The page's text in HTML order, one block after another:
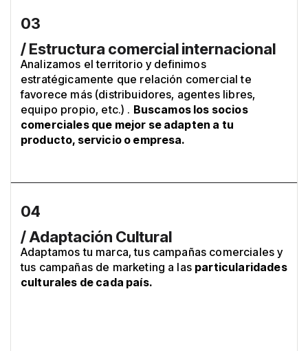
03
/ Estructura comercial internacional
Analizamos el territorio y definimos
estratégicamente que relación comercial te
favorece más (distribuidores, agentes libres,
equipo propio, etc.) . Buscamos los socios
comerciales que mejor se adapten a tu
producto, servicio o empresa.
04
/ Adaptación Cultural
Adaptamos tu marca, tus campañas comerciales y
tus campañas de marketing a las particularidades
culturales de cada país.